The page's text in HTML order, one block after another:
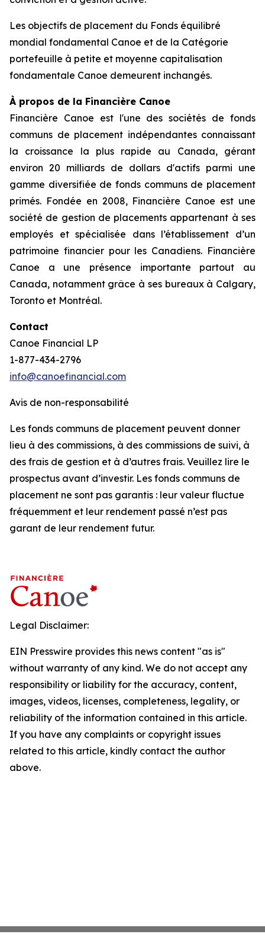
Les objectifs de placement du Fonds équilibré
mondial fondamental Canoe et de la Catégorie
portefeuille à petite et moyenne capitalisation
fondamentale Canoe demeurent inchangés.
À propos de la Financière Canoe
Financière Canoe est l'une des sociétés de fonds
communs de placement indépendantes connaissant
la croissance la plus rapide au Canada, gérant
environ 20 milliards de dollars d'actifs parmi une
gamme diversifiée de fonds communs de placement
primés. Fondée en 2008, Financière Canoe est une
société de gestion de placements appartenant à ses
employés et spécialisée dans l’établissement d’un
patrimoine financier pour les Canadiens. Financière
Canoe a une présence importante partout au
Canada, notamment grâce à ses bureaux à Calgary,
Toronto et Montréal.
Contact
Canoe Financial LP
1-877-434-2796
info@canoefinancial.com
Avis de non-responsabilité
Les fonds communs de placement peuvent donner
lieu à des commissions, à des commissions de suivi, à
des frais de gestion et à d’autres frais. Veuillez lire le
prospectus avant d’investir. Les fonds communs de
placement ne sont pas garantis : leur valeur fluctue
fréquemment et leur rendement passé n’est pas
garant de leur rendement futur.
Legal Disclaimer:
EIN Presswire provides this news content "as is"
without warranty of any kind. We do not accept any
responsibility or liability for the accuracy, content,
images, videos, licenses, completeness, legality, or
reliability of the information contained in this article.
If you have any complaints or copyright issues
related to this article, kindly contact the author
above.